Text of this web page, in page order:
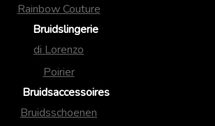
Rainbow Couture
Bruidslingerie
di Lorenzo
Poirier
Bruidsaccessoires
Bruidsschoenen